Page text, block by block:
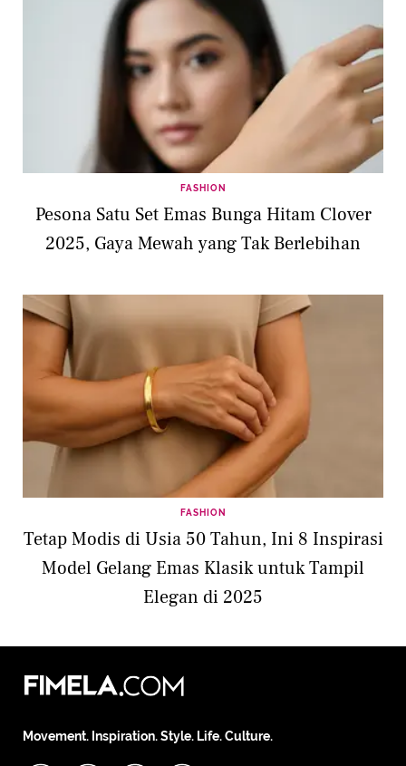
FASHION
Pesona Satu Set Emas Bunga Hitam Clover
2025, Gaya Mewah yang Tak Berlebihan
FASHION
Tetap Modis di Usia 50 Tahun, Ini 8 Inspirasi
Model Gelang Emas Klasik untuk Tampil
Elegan di 2025
Movement. Inspiration. Style. Life. Culture.